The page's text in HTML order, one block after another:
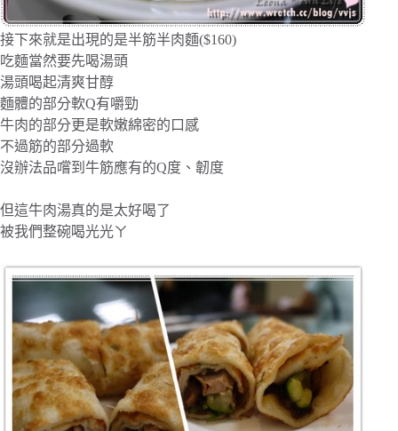
接下來就是出現的是半筋半肉麵($160)
吃麵當然要先喝湯頭
湯頭喝起清爽甘醇
麵體的部分軟Q有嚼勁
牛肉的部分更是軟嫩綿密的口感
不過筋的部分過軟
沒辦法品嚐到牛筋應有的Q度、韌度
但這牛肉湯真的是太好喝了
被我們整碗喝光光ㄚ